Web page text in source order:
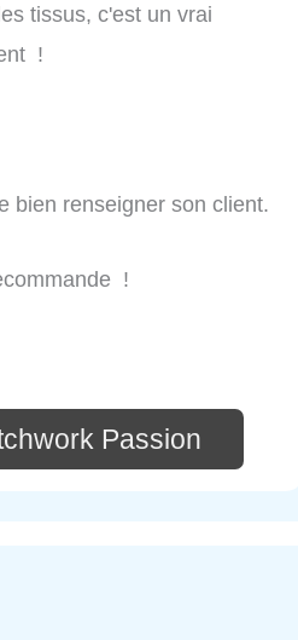
tissus, c'est un vrai
!
bien renseigner son client.
!
Passion